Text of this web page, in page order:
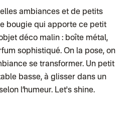
partenaire)
Soundivine)
Juste un arbre)
Cheer Moda)
Maman)
June & Jane)
Les Fils)
ambiances et de petits
bougie qui apporte ce petit
déco malin : boîte métal,
sophistiqué. On la pose, on
se transformer. Un petit
basse, à glisser dans un
l’humeur. Let's shine.